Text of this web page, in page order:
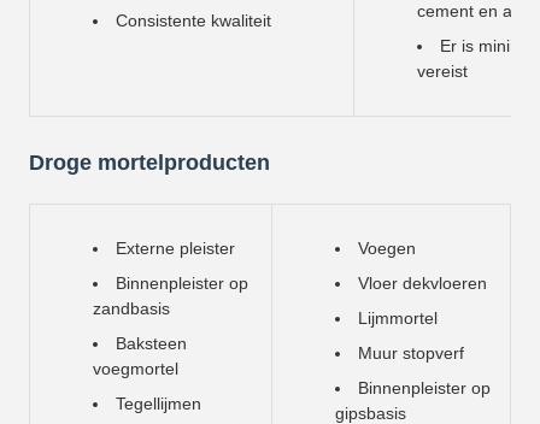
Consistente kwaliteit
cement en
Er is
vereist
Droge mortelproducten
Externe pleister
Binnenpleister op
zandbasis
Baksteen
voegmortel
Tegellijmen
Voegen
Vloer dekvloeren
Lijmmortel
Muur stopverf
Binnenpleister op
gipsbasis